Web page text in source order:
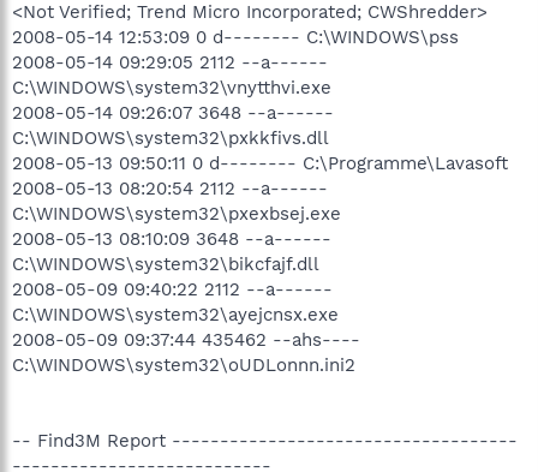
<Not Verified; Trend Micro Incorporated; CWShredder>
2008-05-14 12:53:09 0 d-------- C:\WINDOWS\pss
2008-05-14 09:29:05 2112 --a------
C:\WINDOWS\system32\vnytthvi.exe
2008-05-14 09:26:07 3648 --a------
C:\WINDOWS\system32\pxkkfivs.dll
2008-05-13 09:50:11 0 d-------- C:\Programme\Lavasoft
2008-05-13 08:20:54 2112 --a------
C:\WINDOWS\system32\pxexbsej.exe
2008-05-13 08:10:09 3648 --a------
C:\WINDOWS\system32\bikcfajf.dll
2008-05-09 09:40:22 2112 --a------
C:\WINDOWS\system32\ayejcnsx.exe
2008-05-09 09:37:44 435462 --ahs----
C:\WINDOWS\system32\oUDLonnn.ini2
-- Find3M Report ------------------------------------
---------------------------